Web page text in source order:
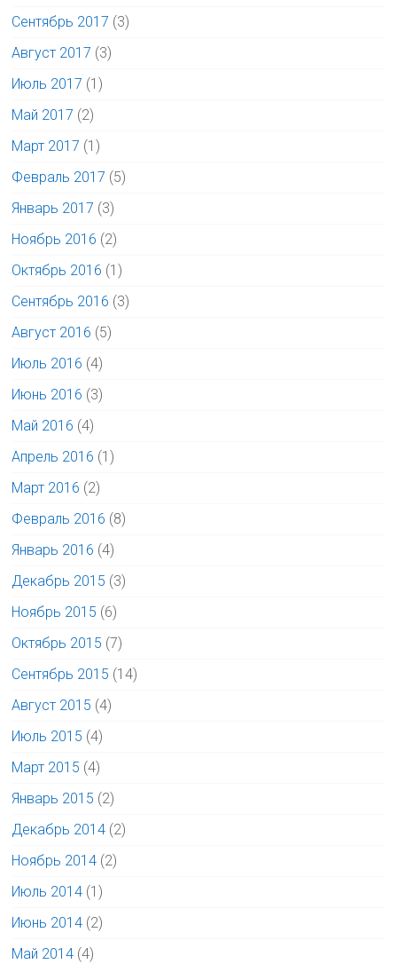
Сентябрь 2017 (3)
Август 2017 (3)
Июль 2017 (1)
Май 2017 (2)
Март 2017 (1)
Февраль 2017 (5)
Январь 2017 (3)
Ноябрь 2016 (2)
Октябрь 2016 (1)
Сентябрь 2016 (3)
Август 2016 (5)
Июль 2016 (4)
Июнь 2016 (3)
Май 2016 (4)
Апрель 2016 (1)
Март 2016 (2)
Февраль 2016 (8)
Январь 2016 (4)
Декабрь 2015 (3)
Ноябрь 2015 (6)
Октябрь 2015 (7)
Сентябрь 2015 (14)
Август 2015 (4)
Июль 2015 (4)
Март 2015 (4)
Январь 2015 (2)
Декабрь 2014 (2)
Ноябрь 2014 (2)
Июль 2014 (1)
Июнь 2014 (2)
Май 2014 (4)